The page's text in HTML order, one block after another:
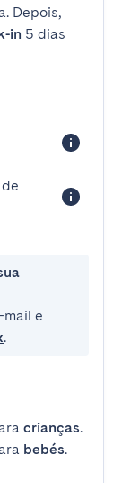
Depois,
in 5 dias
mail e
.
crianças.
bebés.